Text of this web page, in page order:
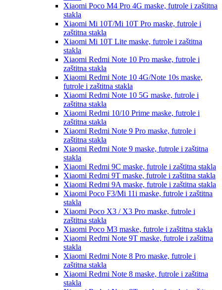
Xiaomi Poco M4 Pro 4G maske, futrole i zaštitna
stakla
Xiaomi Mi 10T/Mi 10T Pro maske, futrole i
zaštitna stakla
Xiaomi Mi 10T Lite maske, futrole i zaštitna
stakla
Xiaomi Redmi Note 10 Pro maske, futrole i
zaštitna stakla
Xiaomi Redmi Note 10 4G/Note 10s maske,
futrole i zaštitna stakla
Xiaomi Redmi Note 10 5G maske, futrole i
zaštitna stakla
Xiaomi Redmi 10/10 Prime maske, futrole i
zaštitna stakla
Xiaomi Redmi Note 9 Pro maske, futrole i
zaštitna stakla
Xiaomi Redmi Note 9 maske, futrole i zaštitna
stakla
Xiaomi Redmi 9C maske, futrole i zaštitna stakla
Xiaomi Redmi 9T maske, futrole i zaštitna stakla
Xiaomi Redmi 9A maske, futrole i zaštitna stakla
Xiaomi Poco F3/Mi 11i maske, futrole i zaštitna
stakla
Xiaomi Poco X3 / X3 Pro maske, futrole i
zaštitna stakla
Xiaomi Poco M3 maske, futrole i zaštitna stakla
Xiaomi Redmi Note 9T maske, futrole i zaštitna
stakla
Xiaomi Redmi Note 8 Pro maske, futrole i
zaštitna stakla
Xiaomi Redmi Note 8 maske, futrole i zaštitna
stakla